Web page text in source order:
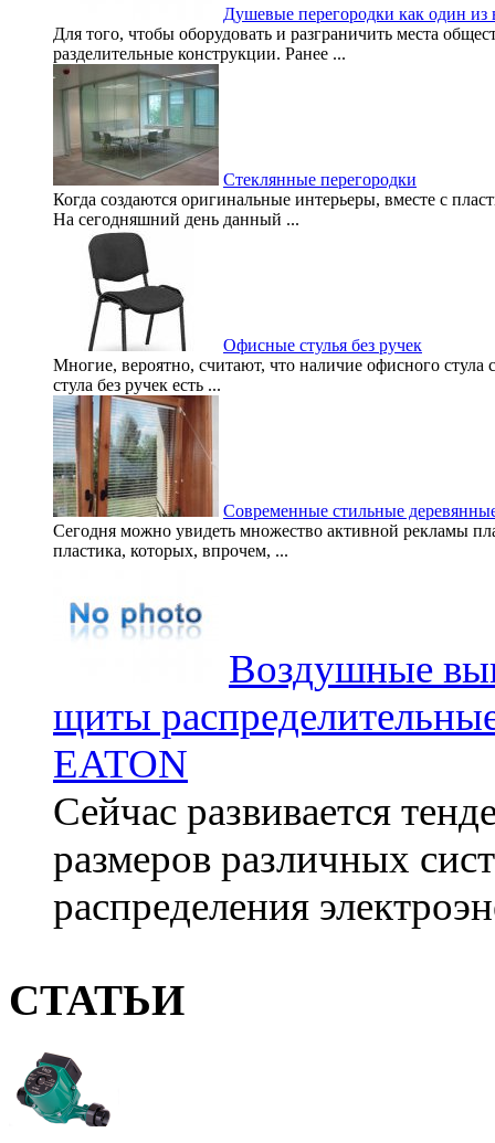
Душевые перегородки как один из
Для того, чтобы оборудовать и разграничить места
разделительные конструкции. Ранее ...
Стеклянные перегородки
Когда создаются оригинальные интерьеры, вместе с
На сегодняшний день данный ...
Офисные стулья без ручек
Многие, вероятно, считают, что наличие офисного
стула без ручек есть ...
Современные стильные
Сегодня можно увидеть множество активной рекламы
пластика, которых, впрочем, ...
Воздушные
щиты
EATON
Сейчас развивается
размеров различных
распределения
СТАТЬИ